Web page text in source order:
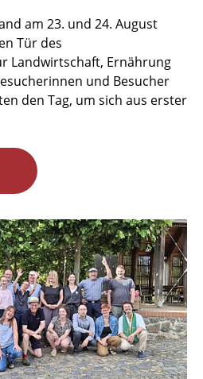
am 23. und 24. August
Tür des
Landwirtschaft, Ernährung
und Besucher
den Tag, um sich aus erster